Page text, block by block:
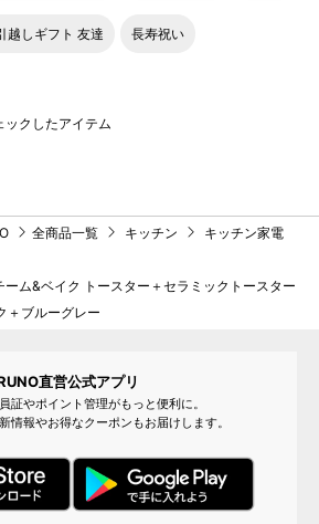
新仕様
凹凸を軽減した網形状と枠の
に違いがございます。取り付
け方法につきましては変更ご
越しギフト 友達 長寿祝い
ックしたアイテム
全商品一覧 キッチン
キッチン家電
ーム&ベイク トースター＋セラミックトースター
＋ブルーグレー
直営公式アプリ
証やポイント管理がもっと便利に。
情報やお得なクーポンもお届けします。